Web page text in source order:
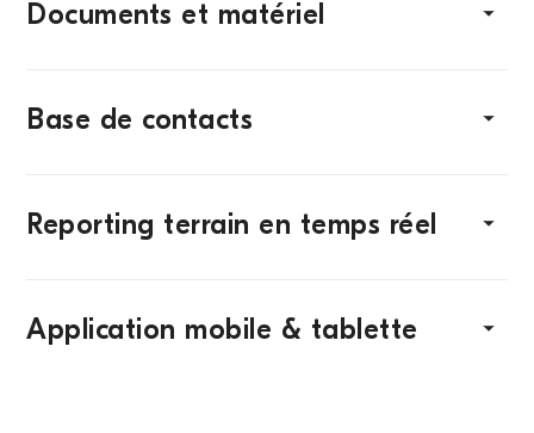
Documents et matériel
Base de contacts
Reporting terrain en temps réel
Application mobile & tablette